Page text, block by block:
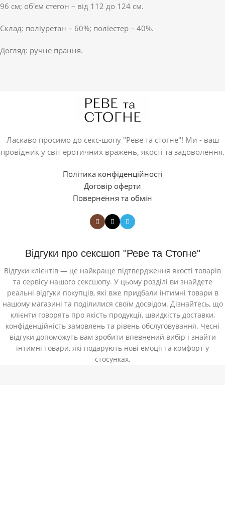
96 см; об'єм стегон – від 112 до 124 см.
Склад: поліуретан – 60%; поліестер – 40%.
Догляд: ручне прання.
Ласкаво просимо до секс-шопу "Реве та стогне"! Ми - ваш
провідник у світ еротичних вражень, якості та задоволення.
Політика конфіденційності
Договір оферти
Повернення та обмін
Відгуки про сексшоп "Реве та Стогне"
Відгуки клієнтів — це найкраще підтвердження якості товарів
та сервісу нашого сексшопу. У цьому розділі ви знайдете
реальні відгуки покупців, які вже придбали інтимні товари в
нашому магазині та поділилися своїм досвідом. Дізнайтесь, що
клієнти говорять про якість продукції, швидкість доставки,
конфіденційність замовлень та рівень обслуговування. Чесні
відгуки допоможуть вам зробити впевнений вибір і знайти
інтимні товари, які подарують нові емоції та комфорт у
стосунках.